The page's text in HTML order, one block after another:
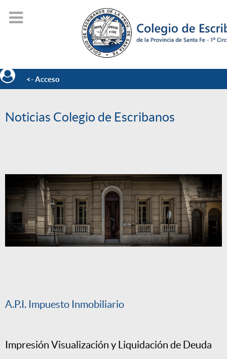
<- Acceso
Noticias Colegio de Escribanos
A.P.I. Impuesto Inmobiliario
Impresión Visualización y Liquidación de Deuda